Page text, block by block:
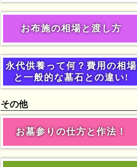
お布施の相場と渡し方
永代供養って何？費用の相場
と一般的な墓石との違い!
その他
お墓参りの仕方と作法！